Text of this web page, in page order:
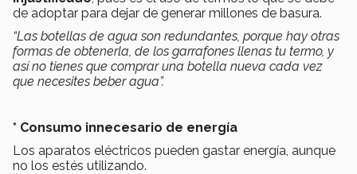
de adoptar para dejar de generar millones de basura.
“Las botellas de agua son redundantes, porque hay otras
formas de obtenerla, de los garrafones llenas tu termo, y
así no tienes que comprar una botella nueva cada vez
que necesites beber agua”.
* Consumo innecesario de energía
Los aparatos eléctricos pueden gastar energía, aunque
no los estés utilizando.